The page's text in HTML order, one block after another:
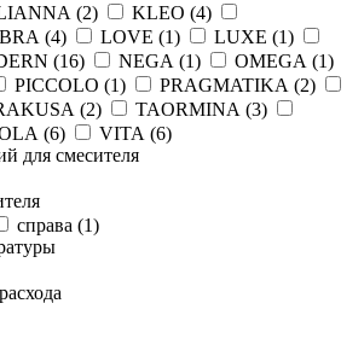
(2) KLEO (4)
(4) LOVE (1) LUXE (1)
(16) NEGA (1) OMEGA (1)
PICCOLO (1) PRAGMATIKA (2)
(2) TAORMINA (3)
(6) VITA (6)
для смесителя
справа (1)